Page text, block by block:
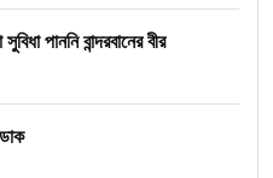
পাননি বান্দরবানের বীর